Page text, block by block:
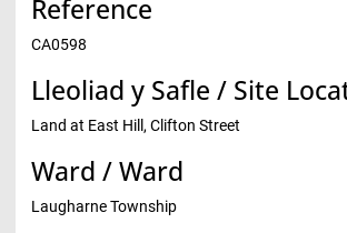
Reference
CA0598
Lleoliad y Safle / Site
Land at East Hill, Clifton Street
Ward / Ward
Laugharne Township